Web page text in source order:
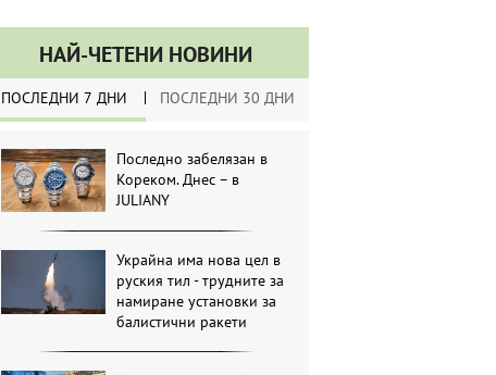
НАЙ-ЧЕТЕНИ НОВИНИ
ПОСЛЕДНИ 7 ДНИ ПОСЛЕДНИ 30 ДНИ
Последно забелязан в
Кореком. Днес – в
JULIANY
Украйна има нова цел в
руския тил - трудните за
намиране установки за
балистични ракети